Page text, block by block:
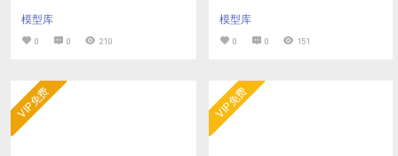
模型库
0 0 210
模型库
0 0 151
VIP免费 VIP免费